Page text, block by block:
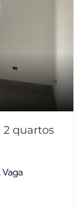
2 quartos
Vaga